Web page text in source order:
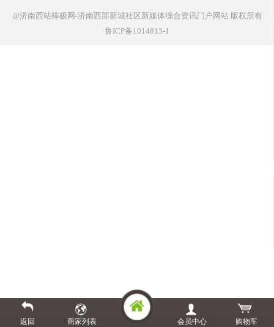
@济南西站棒极网-济南西部新城社区新媒体综合资讯门户网站版权所有
鲁ICP备1014813-1
返回 商家列表 会员中心 购物车